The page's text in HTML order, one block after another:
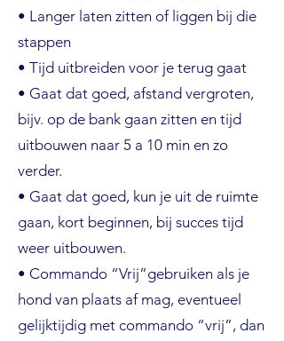
• Langer laten zitten of liggen bij die
stappen
• Tijd uitbreiden voor je terug gaat
• Gaat dat goed, afstand vergroten,
bijv. op de bank gaan zitten en tijd
uitbouwen naar 5 a 10 min en zo
verder.
• Gaat dat goed, kun je uit de ruimte
gaan, kort beginnen, bij succes tijd
weer uitbouwen.
• Commando “Vrij”gebruiken als je
hond van plaats af mag, eventueel
gelijktijdig met commando “vrij”, dan